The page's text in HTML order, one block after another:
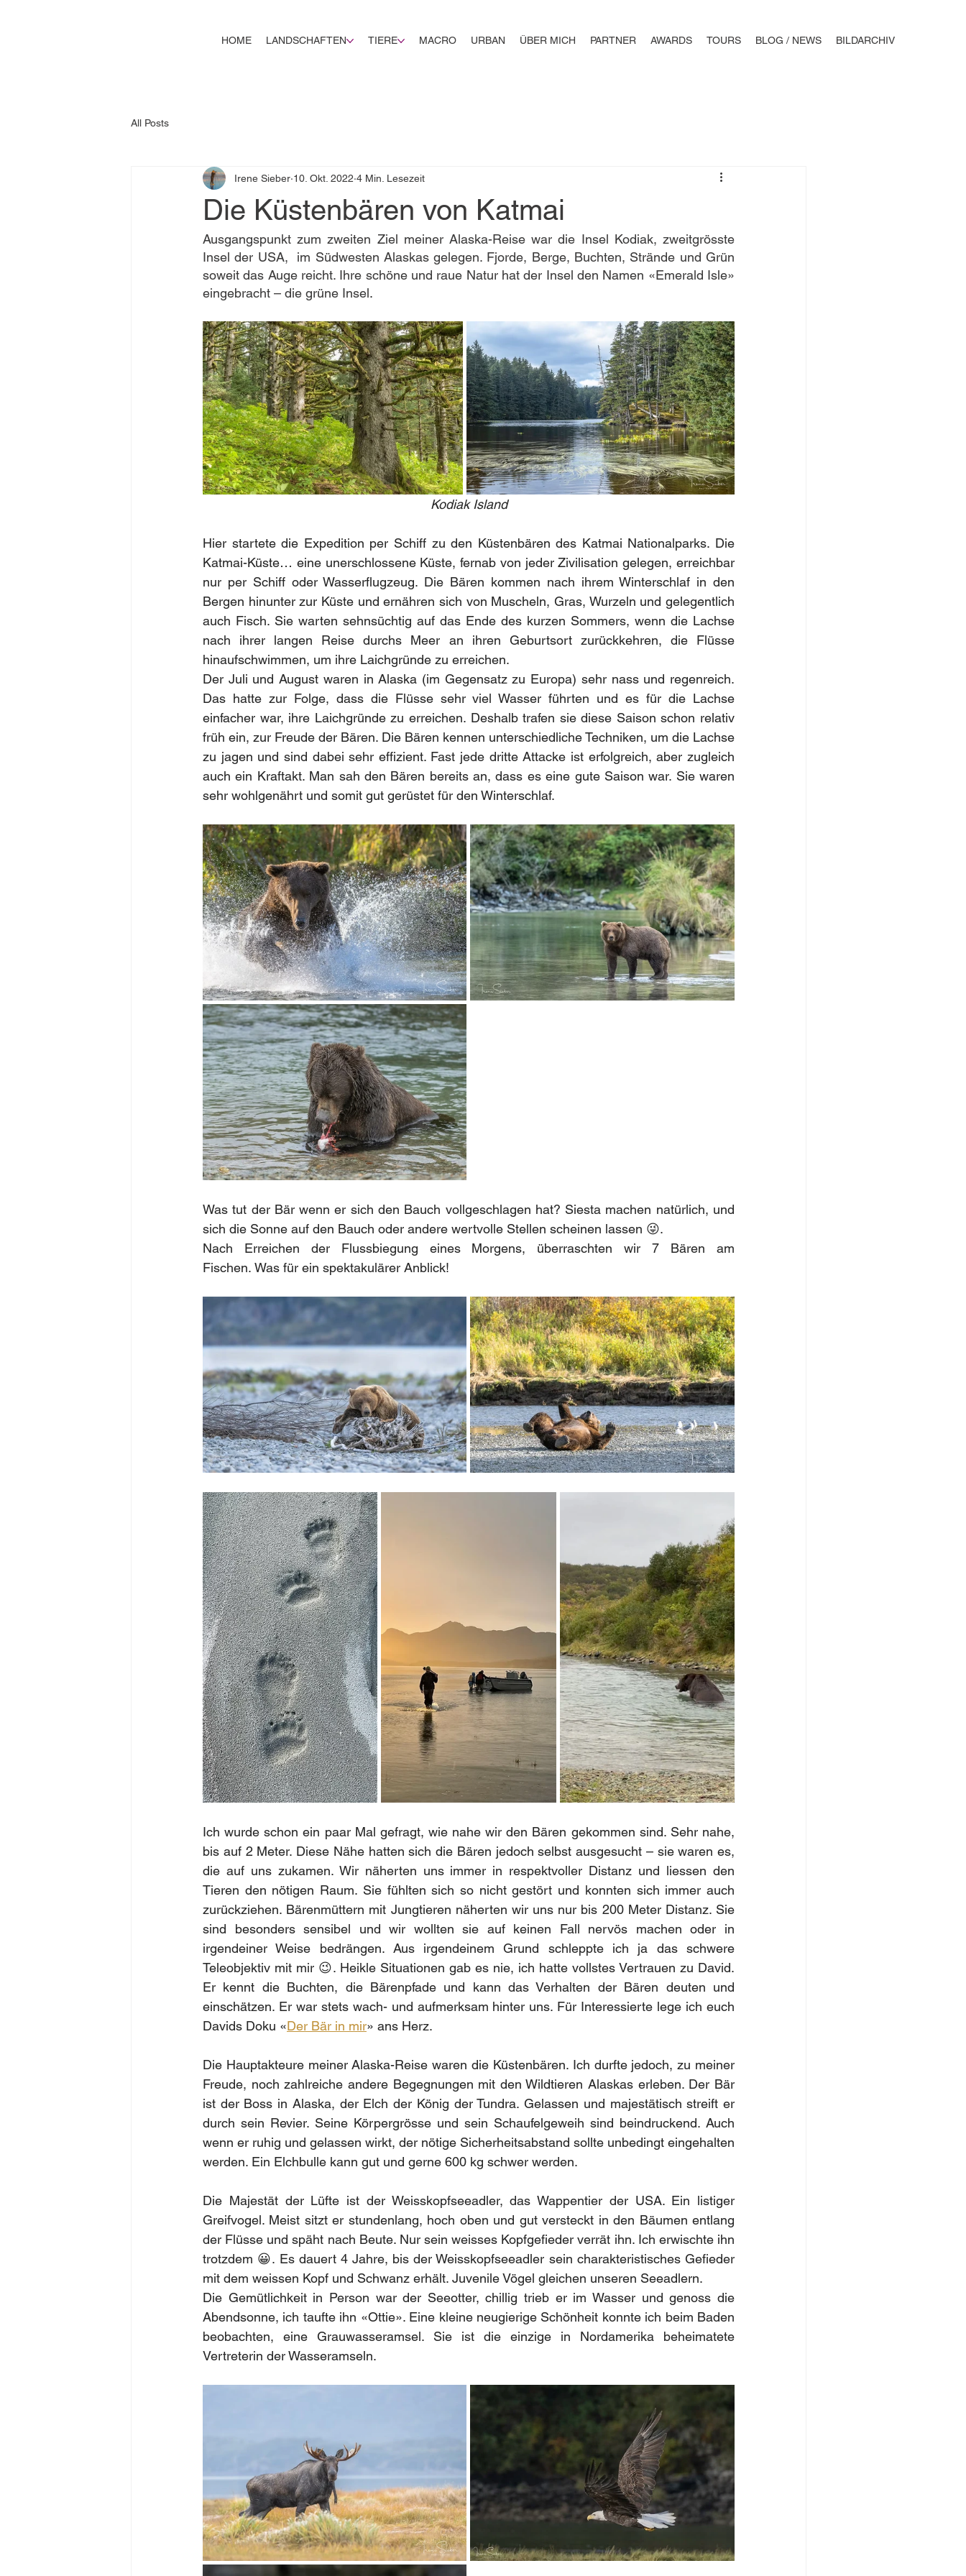
HOME LANDSCHAFTEN TIERE MACRO URBAN ÜBER MICH PARTNER AWARDS TOURS BLOG / NEWS BILDARCHIV
All Posts
Die Küstenbären von Katmai
Irene Sieber 10. Okt. 2022 4 Min. Lesezeit
Ausgangspunkt zum zweiten Ziel meiner Alaska-Reise war die Insel Kodiak, zweitgrösste
Insel der USA,  im Südwesten Alaskas gelegen. Fjorde, Berge, Buchten, Strände und Grün
soweit das Auge reicht. Ihre schöne und raue Natur hat der Insel den Namen «Emerald Isle»
eingebracht – die grüne Insel.
Kodiak Island
Hier startete die Expedition per Schiff zu den Küstenbären des Katmai Nationalparks. Die
Katmai-Küste… eine unerschlossene Küste, fernab von jeder Zivilisation gelegen, erreichbar
nur per Schiff oder Wasserflugzeug. Die Bären kommen nach ihrem Winterschlaf in den
Bergen hinunter zur Küste und ernähren sich von Muscheln, Gras, Wurzeln und gelegentlich
auch Fisch. Sie warten sehnsüchtig auf das Ende des kurzen Sommers, wenn die Lachse
nach ihrer langen Reise durchs Meer an ihren Geburtsort zurückkehren, die Flüsse
hinaufschwimmen, um ihre Laichgründe zu erreichen.
Der Juli und August waren in Alaska (im Gegensatz zu Europa) sehr nass und regenreich.
Das hatte zur Folge, dass die Flüsse sehr viel Wasser führten und es für die Lachse
einfacher war, ihre Laichgründe zu erreichen. Deshalb trafen sie diese Saison schon relativ
früh ein, zur Freude der Bären. Die Bären kennen unterschiedliche Techniken, um die Lachse
zu jagen und sind dabei sehr effizient. Fast jede dritte Attacke ist erfolgreich, aber zugleich
auch ein Kraftakt. Man sah den Bären bereits an, dass es eine gute Saison war. Sie waren
sehr wohlgenährt und somit gut gerüstet für den Winterschlaf.
Was tut der Bär wenn er sich den Bauch vollgeschlagen hat? Siesta machen natürlich, und
sich die Sonne auf den Bauch oder andere wertvolle Stellen scheinen lassen 😜.
Nach Erreichen der Flussbiegung eines Morgens, überraschten wir 7 Bären am
Fischen. Was für ein spektakulärer Anblick!
Ich wurde schon ein paar Mal gefragt, wie nahe wir den Bären gekommen sind. Sehr nahe,
bis auf 2 Meter. Diese Nähe hatten sich die Bären jedoch selbst ausgesucht – sie waren es,
die auf uns zukamen. Wir näherten uns immer in respektvoller Distanz und liessen den
Tieren den nötigen Raum. Sie fühlten sich so nicht gestört und konnten sich immer auch
zurückziehen. Bärenmüttern mit Jungtieren näherten wir uns nur bis 200 Meter Distanz. Sie
sind besonders sensibel und wir wollten sie auf keinen Fall nervös machen oder in
irgendeiner Weise bedrängen. Aus irgendeinem Grund schleppte ich ja das schwere
Teleobjektiv mit mir 😉. Heikle Situationen gab es nie, ich hatte vollstes Vertrauen zu David.
Er kennt die Buchten, die Bärenpfade und kann das Verhalten der Bären deuten und
einschätzen. Er war stets wach- und aufmerksam hinter uns. Für Interessierte lege ich euch
Davids Doku «Der Bär in mir» ans Herz.
Die Hauptakteure meiner Alaska-Reise waren die Küstenbären. Ich durfte jedoch, zu meiner
Freude, noch zahlreiche andere Begegnungen mit den Wildtieren Alaskas erleben. Der Bär
ist der Boss in Alaska, der Elch der König der Tundra. Gelassen und majestätisch streift er
durch sein Revier. Seine Körpergrösse und sein Schaufelgeweih sind beindruckend. Auch
wenn er ruhig und gelassen wirkt, der nötige Sicherheitsabstand sollte unbedingt eingehalten
werden. Ein Elchbulle kann gut und gerne 600 kg schwer werden.
Die Majestät der Lüfte ist der Weisskopfseeadler, das Wappentier der USA. Ein listiger
Greifvogel. Meist sitzt er stundenlang, hoch oben und gut versteckt in den Bäumen entlang
der Flüsse und späht nach Beute. Nur sein weisses Kopfgefieder verrät ihn. Ich erwischte ihn
trotzdem 😀. Es dauert 4 Jahre, bis der Weisskopfseeadler sein charakteristisches Gefieder
mit dem weissen Kopf und Schwanz erhält. Juvenile Vögel gleichen unseren Seeadlern.
Die Gemütlichkeit in Person war der Seeotter, chillig trieb er im Wasser und genoss die
Abendsonne, ich taufte ihn «Ottie». Eine kleine neugierige Schönheit konnte ich beim Baden
beobachten, eine Grauwasseramsel. Sie ist die einzige in Nordamerika beheimatete
Vertreterin der Wasseramseln.